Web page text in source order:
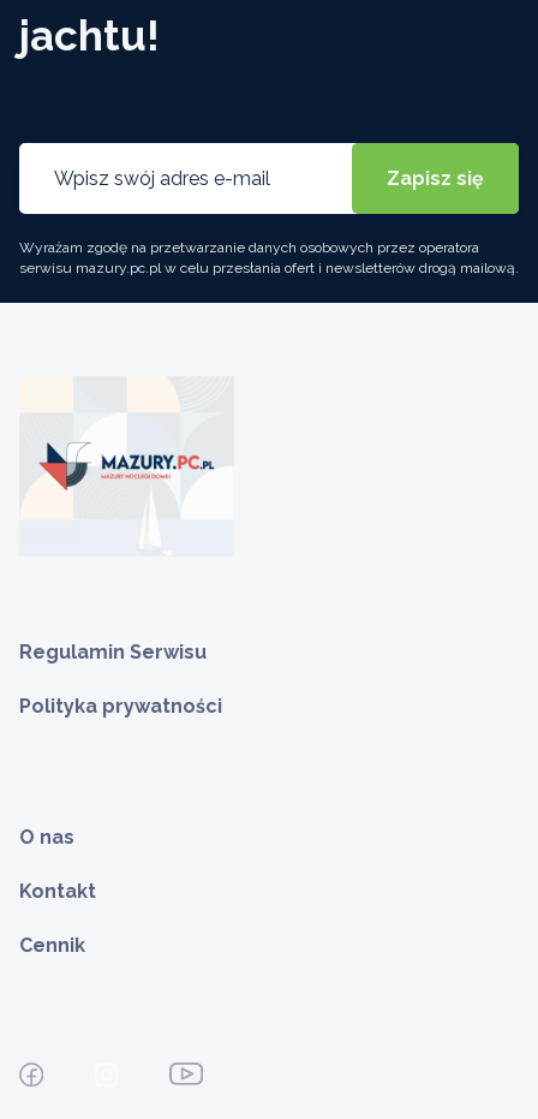
jachtu!
Wyrażam zgodę na przetwarzanie danych osobowych przez operatora
serwisu mazury.pc.pl w celu przesłania ofert i newsletterów drogą mailową.
Regulamin Serwisu
Polityka prywatności
O nas
Kontakt
Cennik